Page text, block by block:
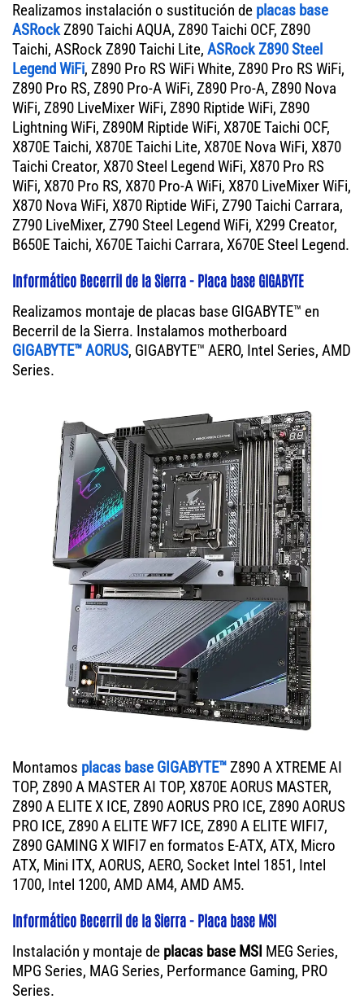
Realizamos instalación o sustitución de placas base
ASRockZ890 Taichi AQUA, Z890 Taichi OCF, Z890
Taichi, ASRock Z890 Taichi Lite, ASRock Z890 Steel
Legend WiFi, Z890 Pro RS WiFi White, Z890 Pro RS WiFi,
Z890 Pro RS, Z890 Pro-A WiFi, Z890 Pro-A, Z890 Nova
WiFi, Z890 LiveMixer WiFi, Z890 Riptide WiFi, Z890
Lightning WiFi, Z890M Riptide WiFi, X870E Taichi OCF,
X870E Taichi, X870E Taichi Lite, X870E Nova WiFi, X870
Taichi Creator, X870 Steel Legend WiFi, X870 Pro RS
WiFi, X870 Pro RS, X870 Pro-A WiFi, X870 LiveMixer WiFi,
X870 Nova WiFi, X870 Riptide WiFi, Z790 Taichi Carrara,
Z790 LiveMixer, Z790 Steel Legend WiFi, X299 Creator,
B650E Taichi, X670E Taichi Carrara, X670E Steel Legend.
Informático Becerril de la Sierra - Placa base GIGABYTE
Realizamos montaje de placas base GIGABYTE™ en
Becerril de la Sierra. Instalamos motherboard
GIGABYTE™ AORUS, GIGABYTE™ AERO, Intel Series, AMD
Series.
Montamos placas base GIGABYTE™Z890 A XTREME AI
TOP, Z890 A MASTER AI TOP, X870E AORUS MASTER,
Z890 A ELITE X ICE, Z890 AORUS PRO ICE, Z890 AORUS
PRO ICE, Z890 A ELITE WF7 ICE, Z890 A ELITE WIFI7,
Z890 GAMING X WIFI7 en formatos E-ATX, ATX, Micro
ATX, Mini ITX, AORUS, AERO, Socket Intel 1851, Intel
1700, Intel 1200, AMD AM4, AMD AM5.
Informático Becerril de la Sierra - Placa base MSI
Instalación y montaje de placas base MSI MEG Series,
MPG Series, MAG Series, Performance Gaming, PRO
Series.